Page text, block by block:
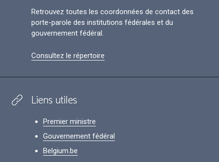
Retrouvez toutes les coordonnées de contact des
porte-parole des institutions fédérales et du
gouvernement fédéral.
Consultez le répertoire
Liens utiles
Premier ministre
Gouvernement fédéral
Belgium.be